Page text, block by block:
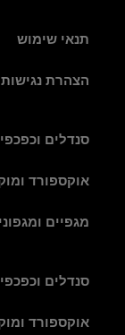
תנאי שימוש
הצהרת נגישות
סנדלים
אוקספורד
מגפיים
סנדלים
אוקספורד